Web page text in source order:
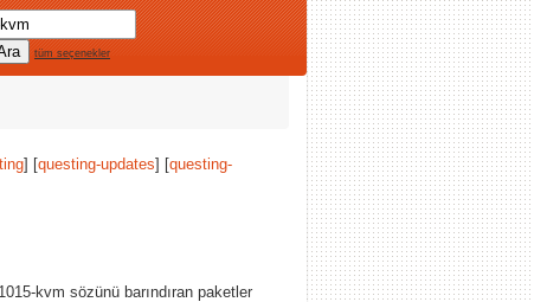
tüm seçenekler
] [questing-updates] [questing-
kvm sözünü barındıran paketler